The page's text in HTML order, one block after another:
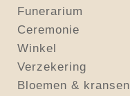
Funerarium
Ceremonie
Winkel
Verzekering
Bloemen & kransen